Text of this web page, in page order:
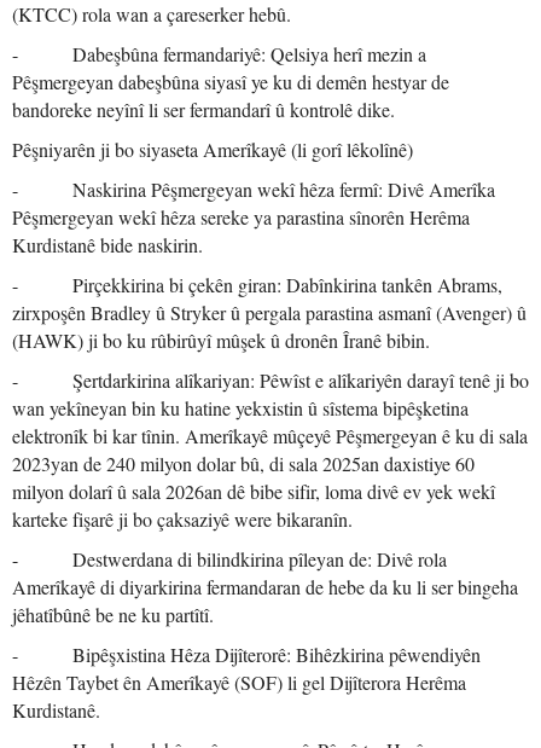
(KTCC) rola wan a çareserker hebû.
- Dabeşbûna fermandariyê: Qelsiya herî mezin a
Pêşmergeyan dabeşbûna siyasî ye ku di demên hestyar de
bandoreke neyînî li ser fermandarî û kontrolê dike.
Pêşniyarên ji bo siyaseta Amerîkayê (li gorî lêkolînê)
- Naskirina Pêşmergeyan wekî hêza fermî: Divê Amerîka
Pêşmergeyan wekî hêza sereke ya parastina sînorên Herêma
Kurdistanê bide naskirin.
- Pirçekkirina bi çekên giran: Dabînkirina tankên Abrams,
zirxpoşên Bradley û Stryker û pergala parastina asmanî (Avenger) û
(HAWK) ji bo ku rûbirûyî mûşek û dronên Îranê bibin.
- Şertdarkirina alîkariyan: Pêwîst e alîkariyên darayî tenê ji bo
wan yekîneyan bin ku hatine yekxistin û sîstema bipêşketina
elektronîk bi kar tînin. Amerîkayê mûçeyê Pêşmergeyan ê ku di sala
2023yan de 240 milyon dolar bû, di sala 2025an daxistiye 60
milyon dolarî û sala 2026an dê bibe sifir, loma divê ev yek wekî
karteke fişarê ji bo çaksaziyê were bikaranîn.
- Destwerdana di bilindkirina pîleyan de: Divê rola
Amerîkayê di diyarkirina fermandaran de hebe da ku li ser bingeha
jêhatîbûnê be ne ku partîtî.
- Bipêşxistina Hêza Dijîterorê: Bihêzkirina pêwendiyên
Hêzên Taybet ên Amerîkayê (SOF) li gel Dijîterora Herêma
Kurdistanê.